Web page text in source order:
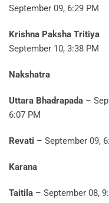
September 09, 6:29 PM
Krishna Paksha Tritiya
September 10, 3:38 PM
Nakshatra
Uttara Bhadrapada –
6:07 PM
Revati – September 09,
Karana
Taitila – September 08,